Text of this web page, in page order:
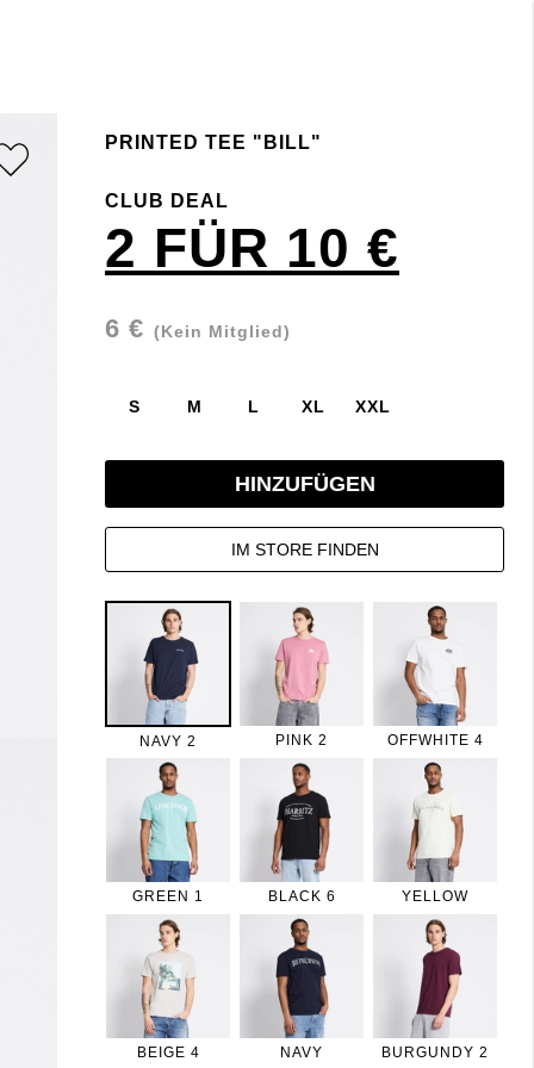
PRINTED TEE "BILL"
CLUB DEAL
2 FÜR 10 €
6 € (Kein Mitglied)
S M L XL XXL
HINZUFÜGEN
IM STORE FINDEN
NAVY 2 PINK 2 OFFWHITE 4
GREEN 1 BLACK 6 YELLOW
BEIGE 4 NAVY BURGUNDY 2